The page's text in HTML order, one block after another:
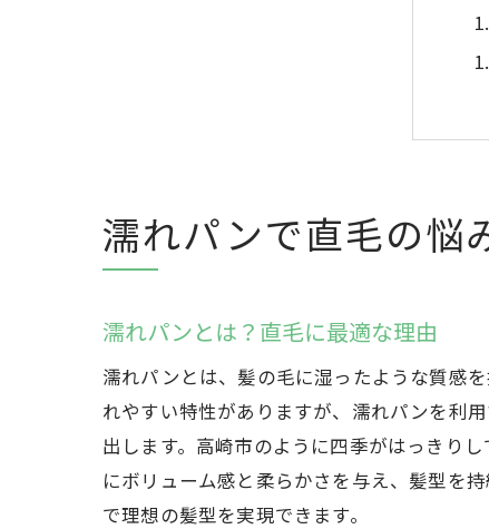
濡れパンで直毛の悩
濡れパンとは？直毛に最適な理由
濡れパンとは、髪の毛に湿ったような質感
れやすい特性がありますが、濡れパンを利
出します。高崎市のように四季がはっきり
にボリューム感と柔らかさを与え、髪型を
で理想の髪型を実現できます。